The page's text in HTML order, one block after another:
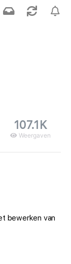
107.1K
Weergaven
bewerken van